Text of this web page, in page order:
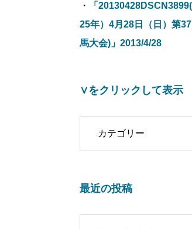
・
「
25年）4月28日（日）第
馬大会)」2013/4/28
∨をクリックして表示
最近の投稿